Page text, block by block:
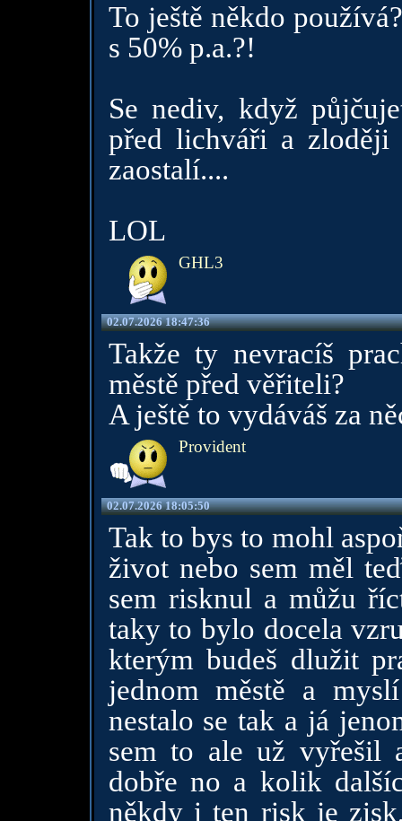
To ještě někdo
s 50% p.a.?!
Se nediv, když
před lichváři a
zaostalí....
LOL
GHL3
02.07.2026 18:47:36
Takže ty nevracíš
městě před věřiteli?
A ještě to vydáváš za
Provident
02.07.2026 18:05:50
Tak to bys to mohl
život nebo sem měl
sem risknul a můžu
taky to bylo docela
kterým budeš dlužit
jednom městě a
nestalo se tak a já
sem to ale už vyřešil
dobře no a kolik
někdy i ten risk je